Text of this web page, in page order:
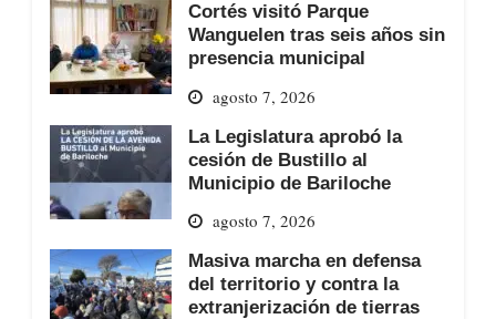
Cortés visitó Parque
Wanguelen tras seis años sin
presencia municipal
agosto 7, 2026
La Legislatura aprobó la
cesión de Bustillo al
Municipio de Bariloche
agosto 7, 2026
Masiva marcha en defensa
del territorio y contra la
extranjerización de tierras